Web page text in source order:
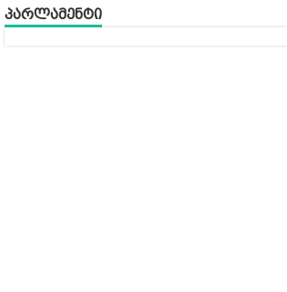
პარლამენტი